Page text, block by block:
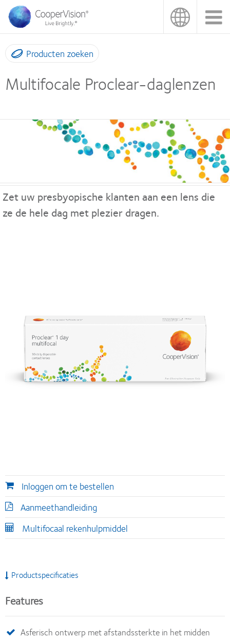
Overslaan
naar
de
inhoud
gaan
Producten zoeken
Multifocale Proclear-daglenzen
Zet uw presbyopische klanten aan een lens die
ze de hele dag met plezier dragen.
Inloggen om te bestellen
Aanmeethandleiding
Multifocaal rekenhulpmiddel
Productspecificaties
Features
Asferisch ontwerp met afstandssterkte in het midden